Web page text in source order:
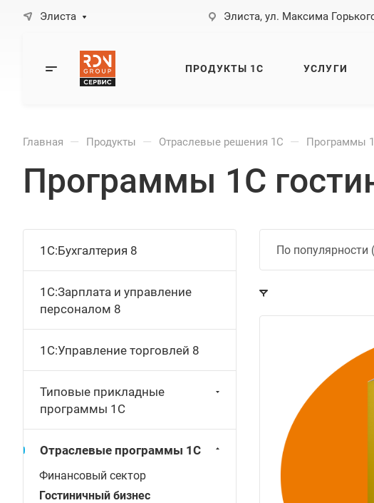
Элиста Элиста, ул. Максима
ПРОДУКТЫ 1С УСЛУГИ
Главная — Продукты — Отраслевые решения 1С — Программы
Программы 1С
По популярности
1С:Бухгалтерия 8
1С:Зарплата и управление
персоналом 8
1С:Управление торговлей 8
Типовые прикладные
программы 1С
Отраслевые программы 1С
Финансовый сектор
Гостиничный бизнес